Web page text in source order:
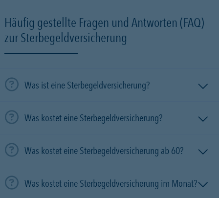
Häufig gestellte Fragen und Antworten (FAQ)
zur Sterbegeldversicherung
Was ist eine Sterbegeldversicherung?
Was kostet eine Sterbegeldversicherung?
Was kostet eine Sterbegeldversicherung ab 60?
Was kostet eine Sterbegeldversicherung im Monat?